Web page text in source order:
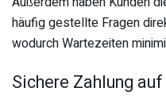
häufig gestellte Fragen
wodurch Wartezeiten
Sichere Zahlung auf